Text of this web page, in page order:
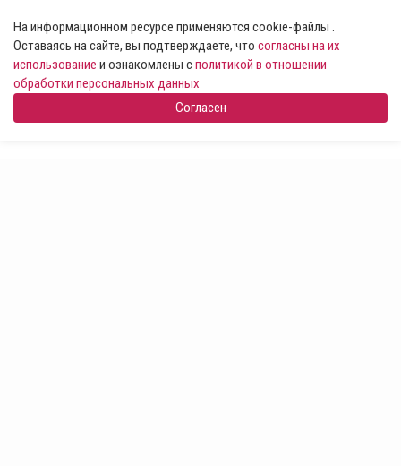
На информационном ресурсе применяются cookie-файлы .
Оставаясь на сайте, вы подтверждаете, что согласны на их
использование и ознакомлены сполитикой в отношении
обработки персональных данных
Согласен